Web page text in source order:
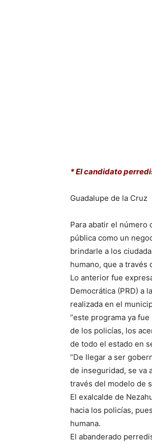
* El candidato
Guadalupe de la Cruz
Para abatir el número
pública como un
brindarle a los
humano, que a través
Lo anterior fue
Democrática (PRD) a
realizada en el
“este programa ya
de los policías, los
de todo el estado en
“De llegar a ser
de inseguridad, se va
través del modelo de
El exalcalde de
hacia los policías,
humana.
El abanderado